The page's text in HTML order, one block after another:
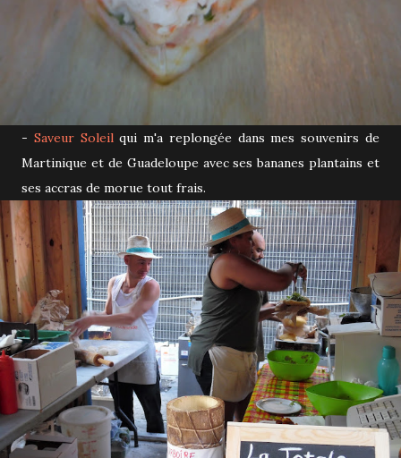
- Saveur Soleilqui m'a replongée dans mes souvenirs de
Martinique et de Guadeloupe avec ses bananes plantains et
ses accras de morue tout frais.